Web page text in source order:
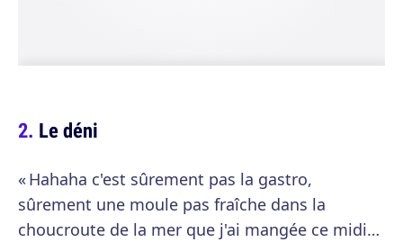
Le déni
« Hahaha c'est sûrement pas la gastro,
sûrement une moule pas fraîche dans la
choucroute de la mer que j'ai mangée ce midi…